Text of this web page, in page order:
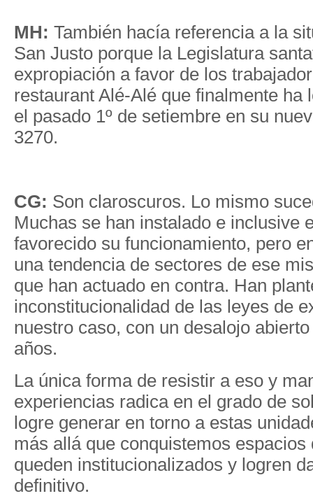
MH: También hacía referencia a la
San Justo porque la Legislatura
expropiación a favor de los
restaurant Alé-Alé que finalmente ha
el pasado 1º de setiembre en su
3270.
CG: Son claroscuros. Lo mismo
Muchas se han instalado e inclusive
favorecido su funcionamiento, pero
una tendencia de sectores de ese
que han actuado en contra. Han
inconstitucionalidad de las leyes de
nuestro caso, con un desalojo
años.
La única forma de resistir a eso y
experiencias radica en el grado de
logre generar en torno a estas
más allá que conquistemos espacios
queden institucionalizados y logren
definitivo.